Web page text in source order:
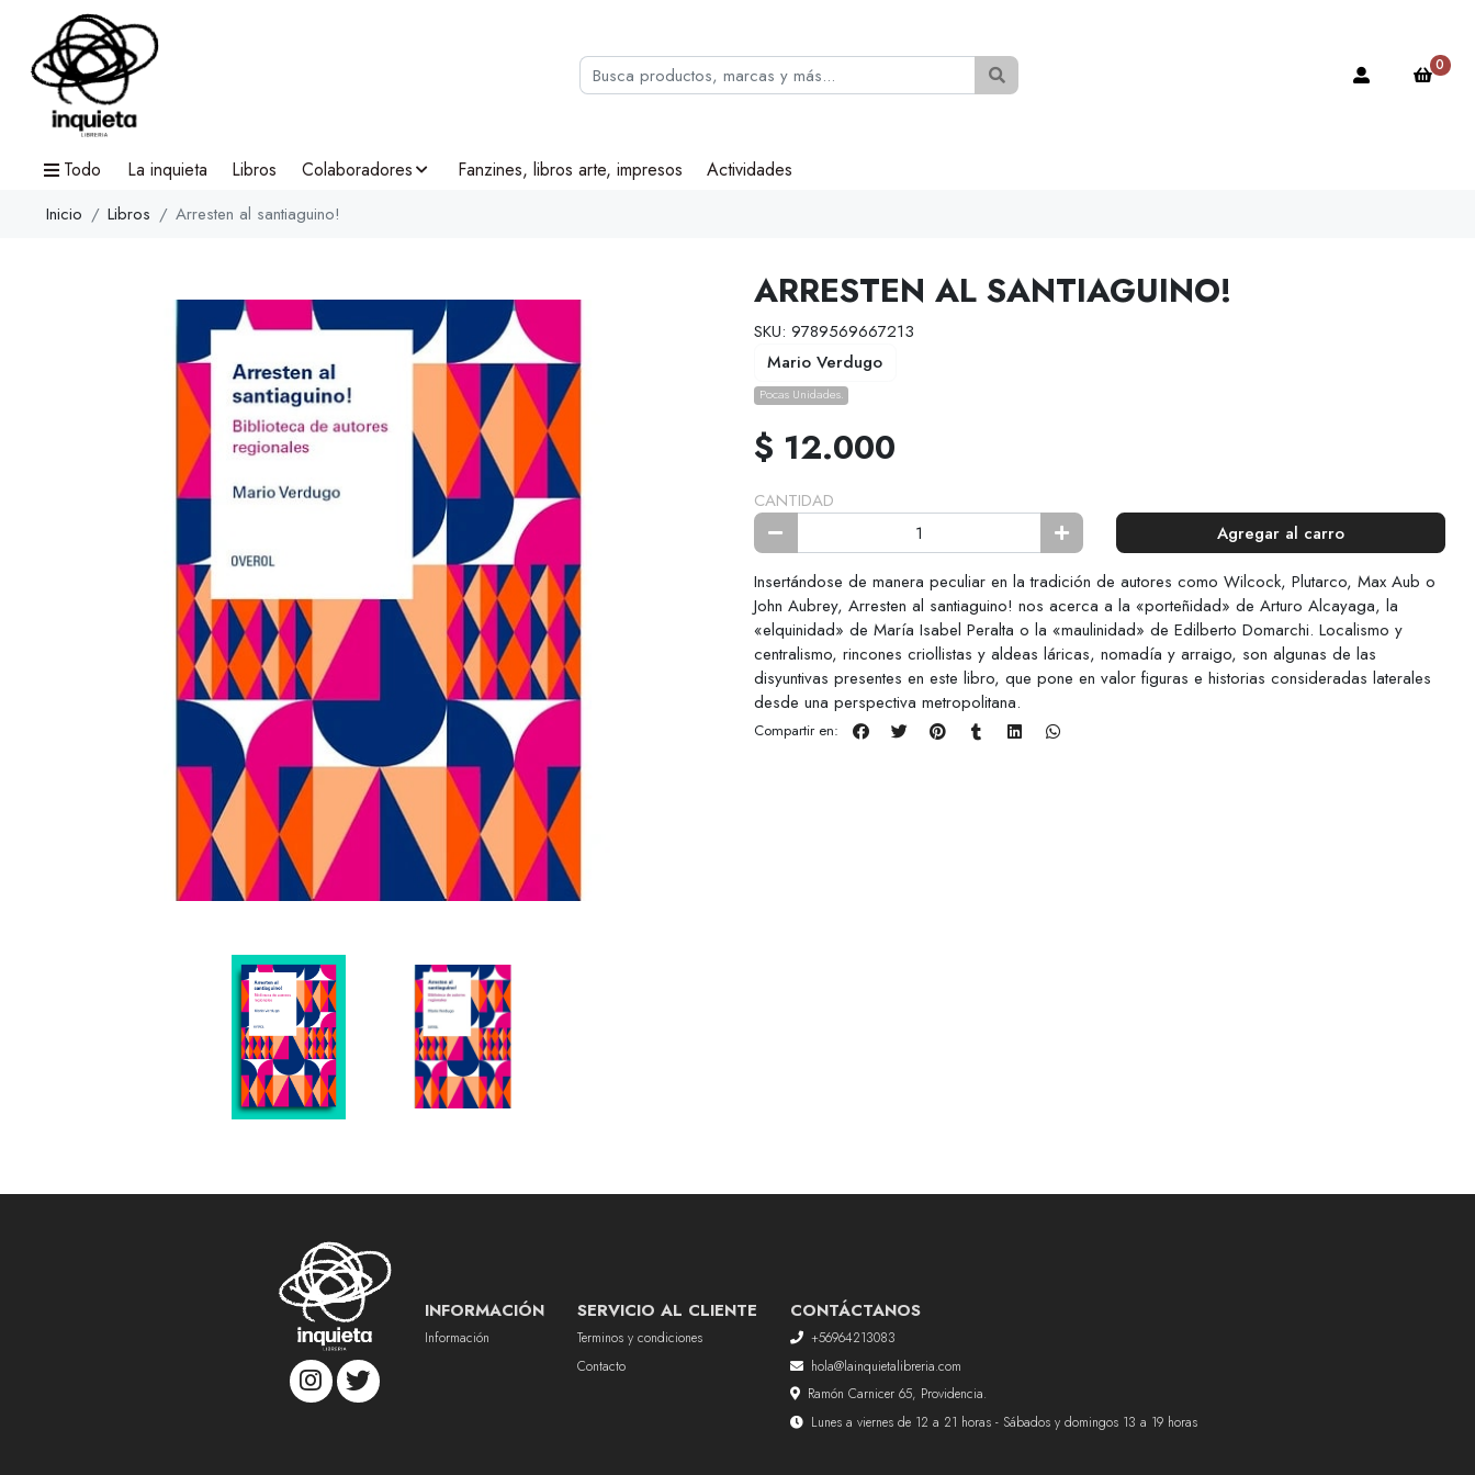
0
Todo La inquieta Libros Colaboradores Fanzines, libros arte, impresos Actividades
Inicio Libros Arresten al santiaguino!
ARRESTEN AL SANTIAGUINO!
SKU: 9789569667213
Mario Verdugo
Pocas Unidades.
$ 12.000
CANTIDAD
Agregar al carro
Insertándose de manera peculiar en la tradición de autores como Wilcock, Plutarco, Max Aub o
John Aubrey, Arresten al santiaguino! nos acerca a la «porteñidad» de Arturo Alcayaga, la
«elquinidad» de María Isabel Peralta o la «maulinidad» de Edilberto Domarchi. Localismo y
centralismo, rincones criollistas y aldeas láricas, nomadía y arraigo, son algunas de las
disyuntivas presentes en este libro, que pone en valor figuras e historias consideradas laterales
desde una perspectiva metropolitana.
Compartir en:
INFORMACIÓN
Información
SERVICIO AL CLIENTE
Terminos y condiciones
Contacto
CONTÁCTANOS
+56964213083
hola@lainquietalibreria.com
Ramón Carnicer 65, Providencia.
Lunes a viernes de 12 a 21 horas - Sábados y domingos 13 a 19 horas